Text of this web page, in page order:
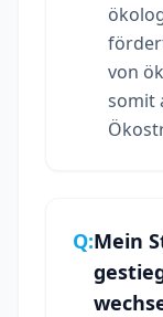
von
somit
Q:Mein